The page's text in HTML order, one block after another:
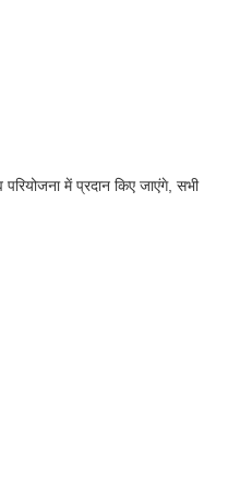
में प्रदान किए जाएंगे, सभी